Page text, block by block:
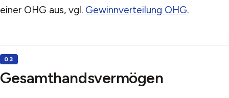
einer OHG aus, vgl. Gewinnverteilung OHG.
Gesamthandsvermögen